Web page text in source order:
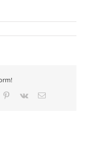
Pinterest
Vk Email